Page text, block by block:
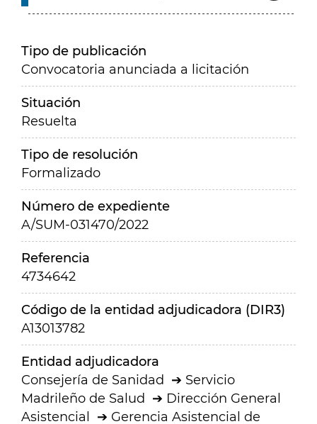
Tipo de publicación
Convocatoria anunciada a licitación
Situación
Resuelta
Tipo de resolución
Formalizado
Número de expediente
A/SUM-031470/2022
Referencia
4734642
Código de la entidad adjudicadora (DIR3)
A13013782
Entidad adjudicadora
Consejería de Sanidad
Servicio
Madrileño de Salud
Dirección General
Asistencial
Gerencia Asistencial de